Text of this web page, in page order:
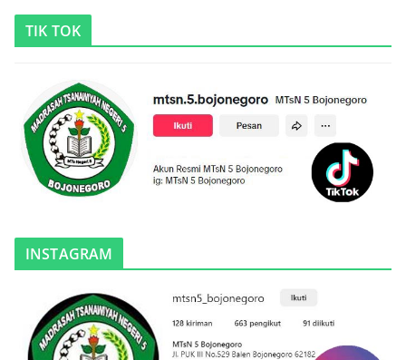
TIK TOK
INSTAGRAM